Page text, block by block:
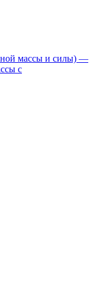
массы и силы) —
с